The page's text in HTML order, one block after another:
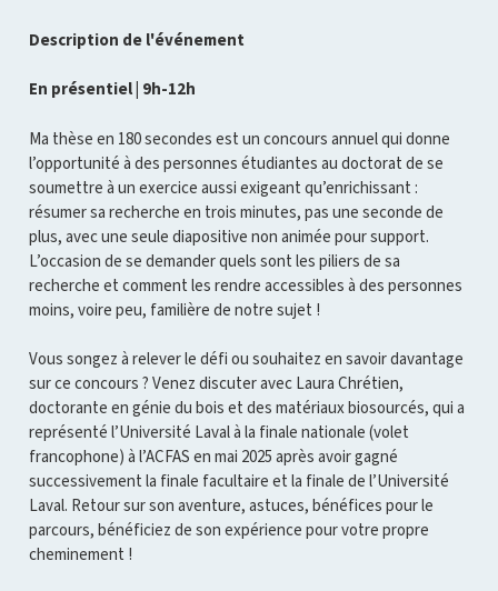
Description de l'événement
En présentiel | 9h-12h
Ma thèse en 180 secondes est un concours annuel qui donne
l’opportunité à des personnes étudiantes au doctorat de se
soumettre à un exercice aussi exigeant qu’enrichissant :
résumer sa recherche en trois minutes, pas une seconde de
plus, avec une seule diapositive non animée pour support.
L’occasion de se demander quels sont les piliers de sa
recherche et comment les rendre accessibles à des personnes
moins, voire peu, familière de notre sujet !
Vous songez à relever le défi ou souhaitez en savoir davantage
sur ce concours ? Venez discuter avec Laura Chrétien,
doctorante en génie du bois et des matériaux biosourcés, qui a
représenté l’Université Laval à la finale nationale (volet
francophone) à l’ACFAS en mai 2025 après avoir gagné
successivement la finale facultaire et la finale de l’Université
Laval. Retour sur son aventure, astuces, bénéfices pour le
parcours, bénéficiez de son expérience pour votre propre
cheminement !